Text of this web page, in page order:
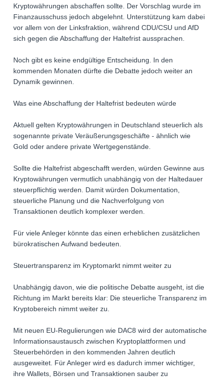
Kryptowährungen abschaffen sollte. Der Vorschlag wurde im
Finanzausschuss jedoch abgelehnt. Unterstützung kam dabei
vor allem von der Linksfraktion, während CDU/CSU und AfD
sich gegen die Abschaffung der Haltefrist aussprachen.
Noch gibt es keine endgültige Entscheidung. In den
kommenden Monaten dürfte die Debatte jedoch weiter an
Dynamik gewinnen.
Was eine Abschaffung der Haltefrist bedeuten würde
Aktuell gelten Kryptowährungen in Deutschland steuerlich als
sogenannte private Veräußerungsgeschäfte - ähnlich wie
Gold oder andere private Wertgegenstände.
Sollte die Haltefrist abgeschafft werden, würden Gewinne aus
Kryptowährungen vermutlich unabhängig von der Haltedauer
steuerpflichtig werden. Damit würden Dokumentation,
steuerliche Planung und die Nachverfolgung von
Transaktionen deutlich komplexer werden.
Für viele Anleger könnte das einen erheblichen zusätzlichen
bürokratischen Aufwand bedeuten.
Steuertransparenz im Kryptomarkt nimmt weiter zu
Unabhängig davon, wie die politische Debatte ausgeht, ist die
Richtung im Markt bereits klar: Die steuerliche Transparenz im
Kryptobereich nimmt weiter zu.
Mit neuen EU-Regulierungen wie DAC8 wird der automatische
Informationsaustausch zwischen Kryptoplattformen und
Steuerbehörden in den kommenden Jahren deutlich
ausgeweitet. Für Anleger wird es dadurch immer wichtiger,
ihre Wallets, Börsen und Transaktionen sauber zu